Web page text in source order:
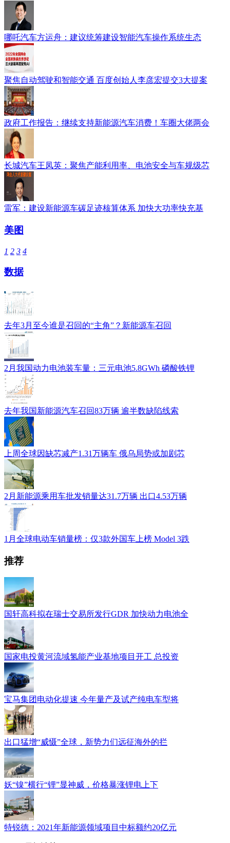
哪吒汽车方运舟：建议统筹建设智能汽车操作系统生态
聚焦自动驾驶和智能交通 百度创始人李彦宏提交3大提案
政府工作报告：继续支持新能源汽车消费！车圈大佬两会
长城汽车王凤英：聚焦产能利用率、电池安全与车规级芯
雷军：建设新能源车碳足迹核算体系 加快大功率快充基
美图
1 2 3 4
数据
去年3月至今谁是召回的“主角”？新能源车召回
2月我国动力电池装车量：三元电池5.8GWh 磷酸铁锂
去年我国新能源汽车召回83万辆 逾半数缺陷线索
上周全球因缺芯减产1.31万辆车 俄乌局势或加剧芯
2月新能源乘用车批发销量达31.7万辆 出口4.53万辆
1月全球电动车销量榜：仅3款外国车上榜 Model 3跌
推荐
国轩高科拟在瑞士交易所发行GDR 加快动力电池全
国家电投黄河流域氢能产业基地项目开工 总投资
宝马集团电动化提速 今年量产及试产纯电车型将
出口猛增“威慑”全球，新势力们远征海外的拦
妖“镍”横行“锂”显神威，价格暴涨锂电上下
特锐德：2021年新能源领域项目中标额约20亿元